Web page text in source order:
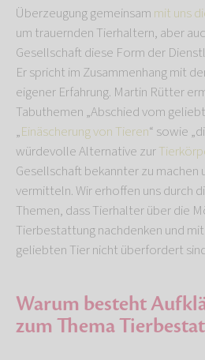
Überzeugung gemeinsam mit uns
um trauernden Tierhaltern, aber
Gesellschaft diese Form der
Er spricht im Zusammenhang mit
eigener Erfahrung. Martin Rütter
Tabuthemen „Abschied vom
„Einäscherung von Tieren“ sowie
würdevolle Alternative zur
Gesellschaft bekannter zu machen
vermitteln. Wir erhoffen uns durch
Themen, dass Tierhalter über die
Tierbestattung nachdenken und
geliebten Tier nicht überfordert
Warum besteht
zum Thema